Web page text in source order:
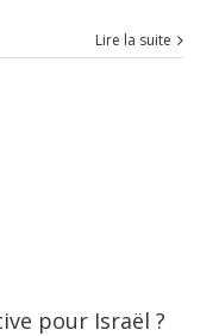
Lire la suite
pour Israël ?